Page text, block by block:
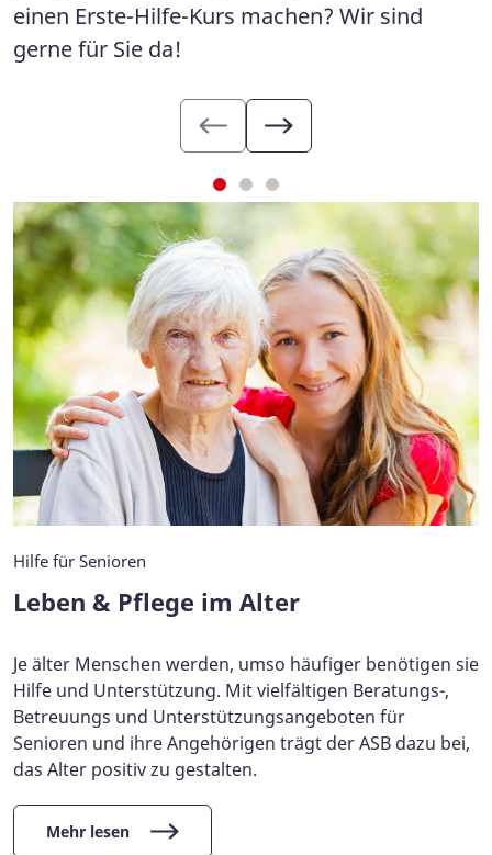
einen Erste-Hilfe-Kurs machen? Wir sind
gerne für Sie da!
Hilfe für Senioren
Leben & Pflege im Alter
Je älter Menschen werden, umso häufiger benötigen sie
Hilfe und Unterstützung. Mit vielfältigen Beratungs-,
Betreuungs und Unterstützungsangeboten für
Senioren und ihre Angehörigen trägt der ASB dazu bei,
das Alter positiv zu gestalten.
Mehr lesen